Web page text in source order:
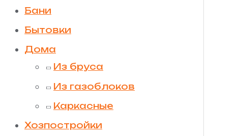
Бани
Бытовки
Дома
Из бруса
Из газоблоков
Каркасные
Хозпостройки